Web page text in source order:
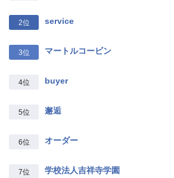
2位 service
3位 マートルコービン
4位 buyer
5位 邂逅
6位 オーダー
7位 学校法人吉祥寺学園